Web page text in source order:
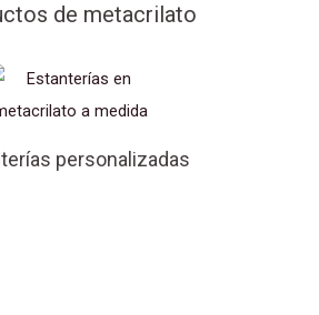
de metacrilato
personalizadas